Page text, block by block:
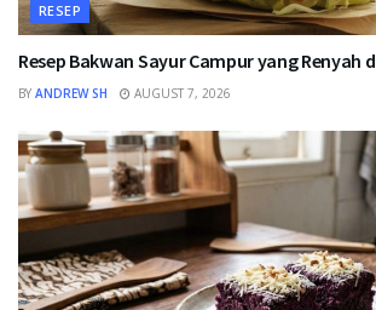
RESEP
Resep Bakwan Sayur Campur yang Renyah
BY ANDREW SH AUGUST 7, 2026